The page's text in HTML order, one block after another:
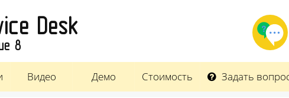
Desk
8
Видео Демо Стоимость Задать